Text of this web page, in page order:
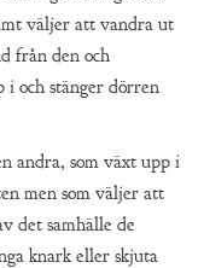
väljer att vandra ut
från den och
i och stänger dörren
andra, som växt upp i
men som väljer att
det samhälle de
knark eller skjuta